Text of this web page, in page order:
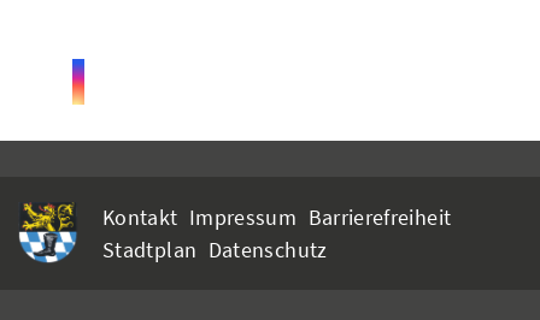
Kontakt Impressum Barrierefreiheit
Stadtplan Datenschutz